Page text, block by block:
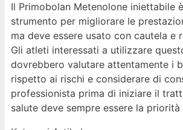
Il Primobolan Metenolone iniettabile
strumento per migliorare le
ma deve essere usato con cautela e
Gli atleti interessati a utilizzare
dovrebbero valutare attentamente i
rispetto ai rischi e considerare di
professionista prima di iniziare il
salute deve sempre essere la priorità